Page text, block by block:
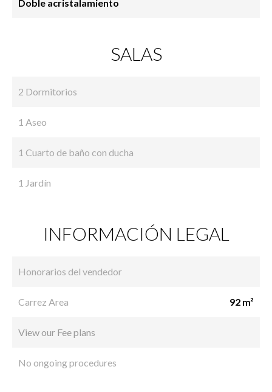
Doble acristalamiento
SALAS
2 Dormitorios
1 Aseo
1 Cuarto de baño con ducha
1 Jardín
INFORMACIÓN LEGAL
Honorarios del vendedor
Carrez Area 92 m²
View our Fee plans
No ongoing procedures